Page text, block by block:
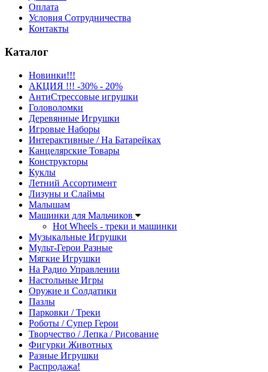
Оплата
Условия Сотрудничества
Контакты
Каталог
Новинки!!!
АКЦИЯ !!! -30% - 20%
АнтиСтрессовые игрушки
Головоломки
Деревянные Игрушки
Игровые Наборы
Интерактивные / На Батарейках
Канцелярские Товары
Конструкторы
Куклы
Летний Ассортимент
Лизуны и Слаймы
Малышам
Машинки для Мальчиков
Hot Wheels - треки и машинки
Музыкальные Игрушки
Мульт-Герои Разные
Мягкие Игрушки
На Радио Управлении
Настольные Игры
Оружие и Солдатики
Пазлы
Парковки / Треки
Роботы / Супер Герои
Творчество / Лепка / Рисование
Фигурки Животных
Разные Игрушки
Распродажа!